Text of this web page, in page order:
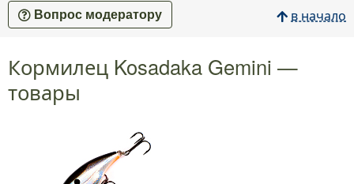
Вопрос модератору в начало
Кормилец Kosadaka Gemini —
товары